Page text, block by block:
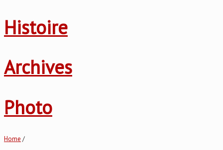
Histoire
Archives
Photo
Home /